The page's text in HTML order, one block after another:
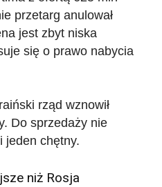
przetarg anulował
jest zbyt niska
się o prawo nabycia
rząd wznowił
Do sprzedaży nie
jeden chętny.
niż Rosja